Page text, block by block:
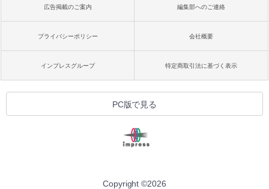
広告掲載のご案内 編集部へのご連絡
プライバシーポリシー 会社概要
インプレスグループ 特定商取引法に基づく表示
PC版で見る
Copyright ©2026